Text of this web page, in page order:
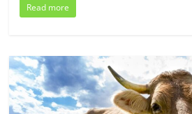
Read more